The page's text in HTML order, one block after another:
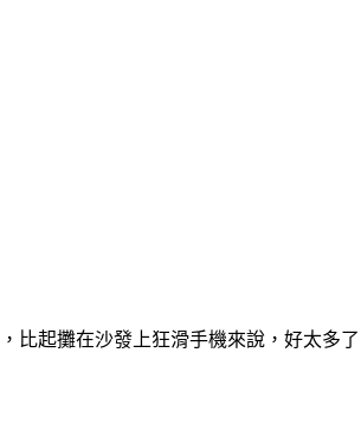
比起攤在沙發上狂滑手機來說，好太多